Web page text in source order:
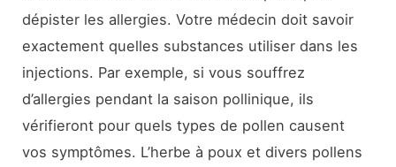
dépister les allergies. Votre médecin doit savoir
exactement quelles substances utiliser dans les
injections. Par exemple, si vous souffrez
d’allergies pendant la saison pollinique, ils
vérifieront pour quels types de pollen causent
vos symptômes. L’herbe à poux et divers pollens